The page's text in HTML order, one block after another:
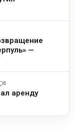
—
0
аренду